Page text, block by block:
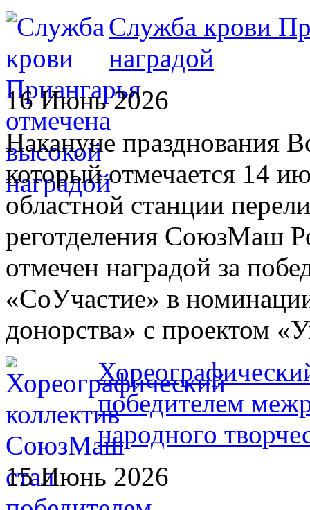
Служба крови
наградой
16 Июнь 2026
Накануне празднования
который отмечается 14
областной станции
реготделения СоюзМаш
отмечен наградой за
«СоУчастие» в
донорства» с проектом
победителем
народного
15 Июнь 2026